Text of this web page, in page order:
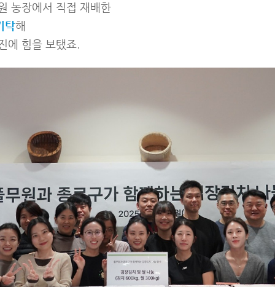
농장에서 직접 재배한
탁해
에 힘을 보탰죠.